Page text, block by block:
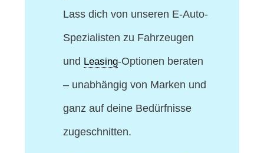
Lass dich von unseren E-Auto-
Spezialisten zu Fahrzeugen
und Leasing-Optionen beraten
– unabhängig von Marken und
ganz auf deine Bedürfnisse
zugeschnitten.